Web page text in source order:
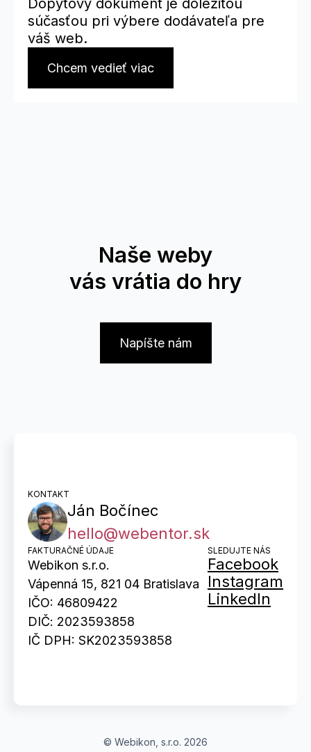
Dopytový dokument je dôležitou
súčasťou pri výbere dodávateľa pre
váš web.
Chcem vedieť viac
Naše weby
vás vrátia do hry
Napíšte nám
KONTAKT
Ján Bočínec
hello@webentor.sk
FAKTURAČNÉ ÚDAJE
Webikon s.r.o.
Vápenná 15, 821 04 Bratislava
IČO: 46809422
DIČ: 2023593858
IČ DPH: SK2023593858
SLEDUJTE NÁS
Facebook
Instagram
LinkedIn
© Webikon, s.r.o. 2026